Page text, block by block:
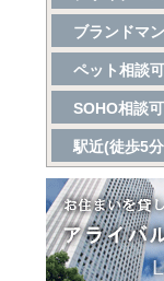
ブランドマ
ペット相談可
SOHO相談可
駅近(徒歩5